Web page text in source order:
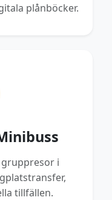
plånböcker.
i
tillfällen.